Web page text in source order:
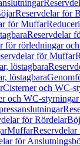
Reservdelar för
för Muffar
Reservdelar
för rörledningar
för Muffar
löstagbara
löstagbara
Cisterner och WC-
och WC-
för Rördelar
Muffar
för